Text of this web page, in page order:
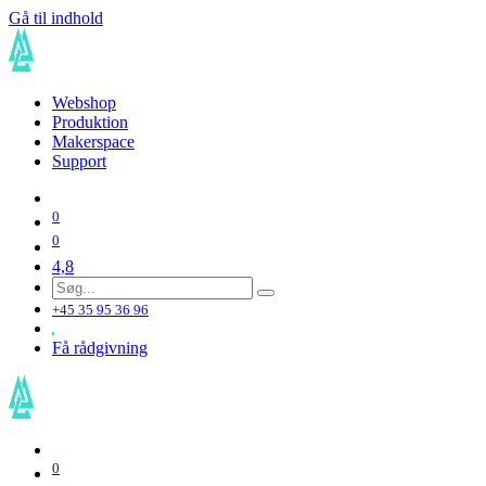
Gå til indhold
Webshop
Produktion
Makerspace
Support
0
0
4,8
+45 35 95 36 96
Få rådgivning
0